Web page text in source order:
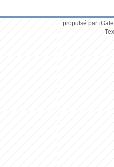
propulsé par